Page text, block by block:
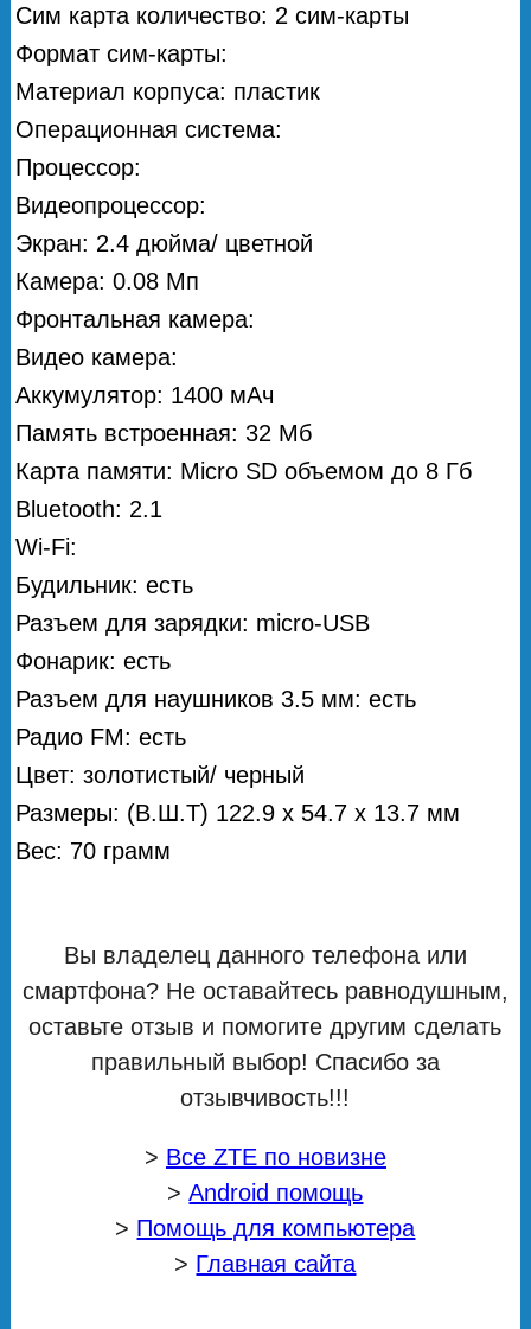
Сим карта количество: 2 сим-карты
Формат сим-карты:
Материал корпуса: пластик
Операционная система:
Процессор:
Видеопроцессор:
Экран: 2.4 дюйма/ цветной
Камера: 0.08 Мп
Фронтальная камера:
Видео камера:
Аккумулятор: 1400 мАч
Память встроенная: 32 Мб
Карта памяти: Micro SD объемом до 8 Гб
Bluetooth: 2.1
Wi-Fi:
Будильник: есть
Разъем для зарядки: micro-USB
Фонарик: есть
Разъем для наушников 3.5 мм: есть
Радио FM: есть
Цвет: золотистый/ черный
Размеры: (В.Ш.Т) 122.9 x 54.7 x 13.7 мм
Вес: 70 грамм
Вы владелец данного телефона или
смартфона? Не оставайтесь равнодушным,
оставьте отзыв и помогите другим сделать
правильный выбор! Спасибо за
отзывчивость!!!
> Все ZTE по новизне
>Android помощь
> Помощь для компьютера
> Главная сайта